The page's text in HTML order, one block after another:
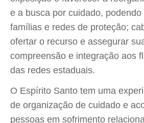
e a busca por cuidado,
famílias e redes de proteção;
ofertar o recurso e assegurar
compreensão e integração aos
das redes estaduais.
O Espírito Santo tem uma
de organização de cuidado e
pessoas em sofrimento